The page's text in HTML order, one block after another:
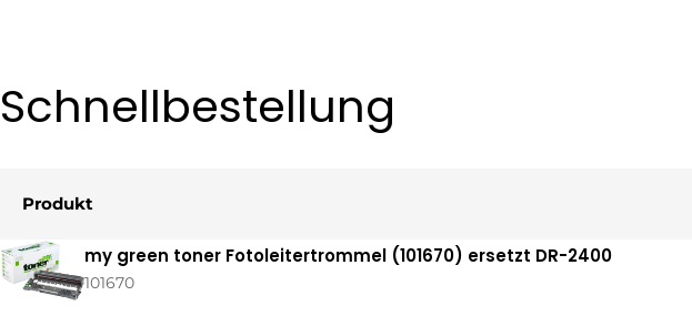
Schnellbestellung
Ihr
Warenkorb
Produkt
my green toner Fotoleitertrommel (101670) ersetzt DR-2400
101670